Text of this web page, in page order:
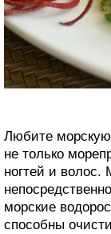
Любите
не только
ногтей и волос.
морские
способны